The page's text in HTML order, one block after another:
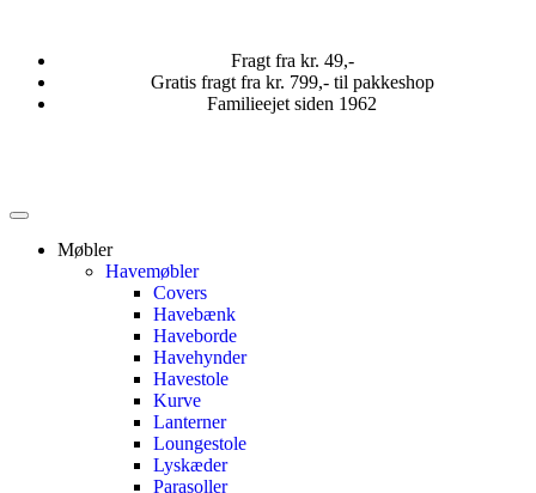
Fragt fra kr. 49,-
Gratis fragt fra kr. 799,- til pakkeshop
Familieejet siden 1962
Møbler
Havemøbler
Covers
Havebænk
Haveborde
Havehynder
Havestole
Kurve
Lanterner
Loungestole
Lyskæder
Parasoller